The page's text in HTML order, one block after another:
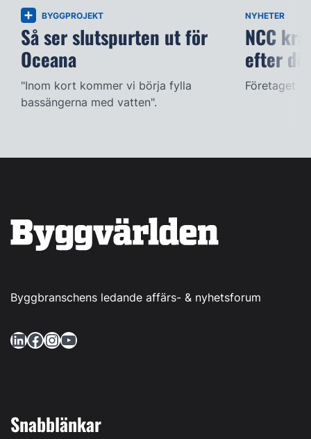
BYGGPROJEKT
Så ser slutspurten ut för
Oceana
"Inom kort kommer vi börja fylla
bassängerna med vatten".
NYHETER
NCC
efter
Företaget
Byggbranschens ledande affärs- & nyhetsforum
LinkedIn Facebook InstagramYouTube
Snabblänkar